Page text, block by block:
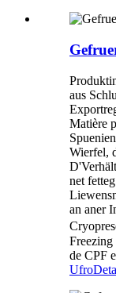
aus
Matière
Wierfel,
net
an aner
de CPF
Ufro